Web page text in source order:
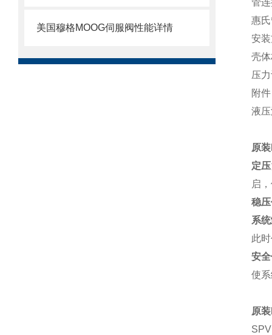
美国穆格MOOG伺服阀性能详情
管
惠
安
壳
压
附
液
原
定
启
稳
系
此
安
使
原